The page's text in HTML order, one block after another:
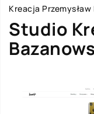
Kreacja
Studio